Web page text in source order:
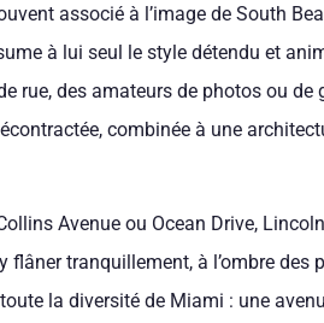
associé à l’image de South
à lui seul le style détendu et
rue, des amateurs de photos ou de
combinée à une
Avenue ou Ocean Drive,
tranquillement, à l’ombre des
la diversité de Miami : une